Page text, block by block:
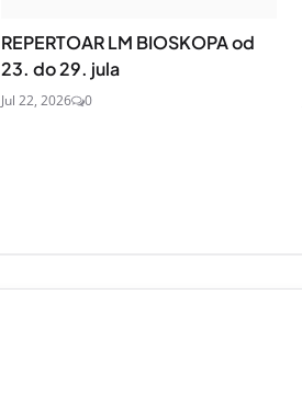
REPERTOAR LM BIOSKOPA od
23. do 29. jula
Jul 22, 2026 0